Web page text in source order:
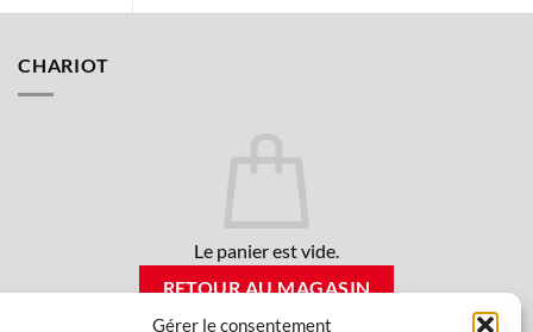
Gérer le consentement
CHARIOT
Le panier est vide.
RETOUR AU MAGASIN